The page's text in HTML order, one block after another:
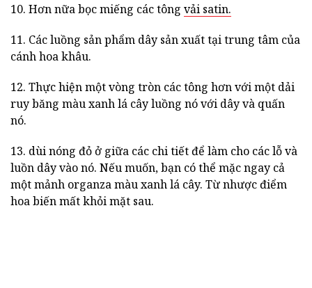
10. Hơn nữa bọc miếng các tông vải satin.
11. Các luồng sản phẩm dây sản xuất tại trung tâm của
cánh hoa khâu.
12. Thực hiện một vòng tròn các tông hơn với một dải
ruy băng màu xanh lá cây luồng nó với dây và quấn
nó.
13. dùi nóng đỏ ở giữa các chi tiết để làm cho các lỗ và
luồn dây vào nó. Nếu muốn, bạn có thể mặc ngay cả
một mảnh organza màu xanh lá cây. Từ nhược điểm
hoa biến mất khỏi mặt sau.